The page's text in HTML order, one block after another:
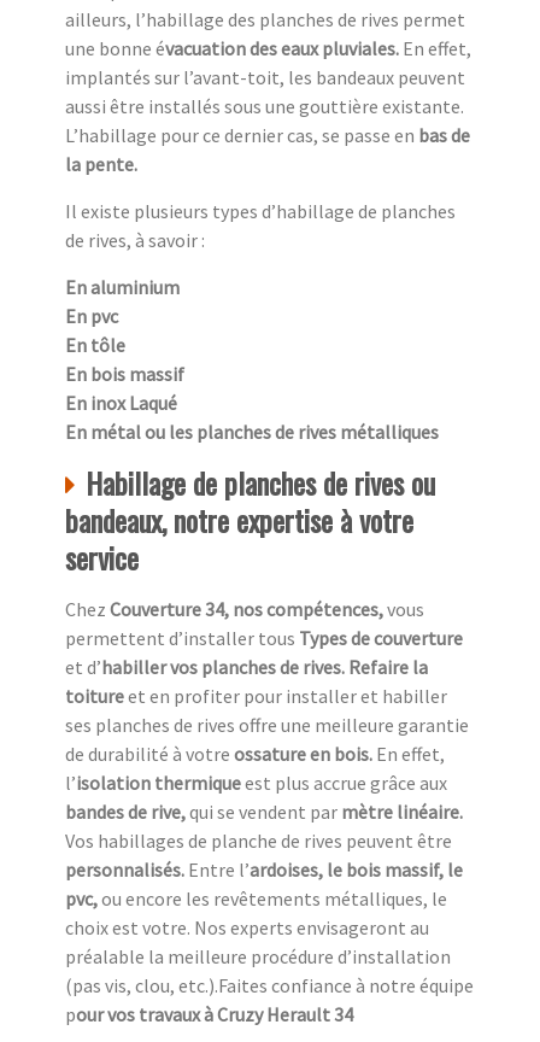
ailleurs, l’habillage des planches de rives permet
une bonne évacuation des eaux pluviales. En effet,
implantés sur l’avant-toit, les bandeaux peuvent
aussi être installés sous une gouttière existante.
L’habillage pour ce dernier cas, se passe en bas de
la pente.
Il existe plusieurs types d’habillage de planches
de rives, à savoir :
En aluminium
En pvc
En tôle
En bois massif
En inox Laqué
En métal ou les planches de rives métalliques
Habillage de planches de rives ou
bandeaux, notre expertise à votre
service
Chez Couverture 34, nos compétences,vous
permettent d’installer tous Types de couverture
et d’habiller vos planches de rives. Refaire la
toitureet en profiter pour installer et habiller
ses planches de rives offre une meilleure garantie
de durabilité à votre ossature en bois. En effet,
l’isolation thermiqueest plus accrue grâce aux
bandes de rive,qui se vendent par mètre linéaire.
Vos habillages de planche de rives peuvent être
personnalisés. Entre l’ardoises, le bois massif, le
pvc,ou encore les revêtements métalliques, le
choix est votre. Nos experts envisageront au
préalable la meilleure procédure d’installation
(pas vis, clou, etc.).Faites confiance à notre équipe
pour vos travaux à Cruzy Herault 34